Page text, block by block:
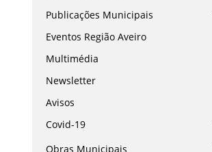
Publicações Municipais
Eventos Região Aveiro
Multimédia
Newsletter
Avisos
Covid-19
Obras Municipais